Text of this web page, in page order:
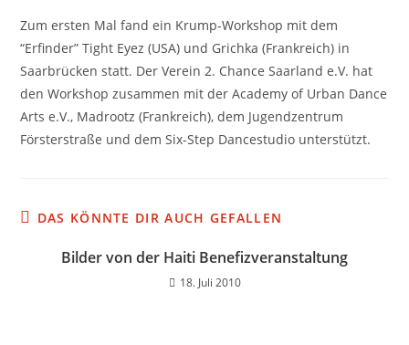
Zum ersten Mal fand ein Krump-Workshop mit dem
“Erfinder” Tight Eyez (USA) und Grichka (Frankreich) in
Saarbrücken statt. Der Verein 2. Chance Saarland e.V. hat
den Workshop zusammen mit der Academy of Urban Dance
Arts e.V., Madrootz (Frankreich), dem Jugendzentrum
Försterstraße und dem Six-Step Dancestudio unterstützt.
DAS KÖNNTE DIR AUCH GEFALLEN
Bilder von der Haiti Benefizveranstaltung
18. Juli 2010